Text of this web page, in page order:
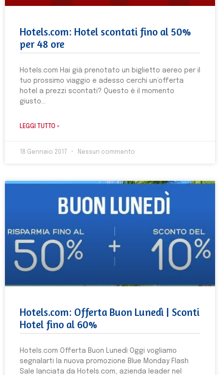
Hotels.com: Hotel scontati fino al 50%
per 48 ore
Hotels.com Hai già prenotato un biglietto aereo per il
tuo prossimo viaggio e adesso cerchi un’offerta
hotel a prezzi scontati? Questo è il momento
giusto
LEGGI TUTTO »
18 Gennaio 2017 Nessun commento
Hotels.com: Offerta Buon Lunedì | Sconti
Hotel fino al 60%
Hotels.com Offerta Buon Lunedì Oggi vogliamo
segnalarti la nuova promozione Blue Monday Flash
Sale lanciata da Hotels.com, azienda leader nel